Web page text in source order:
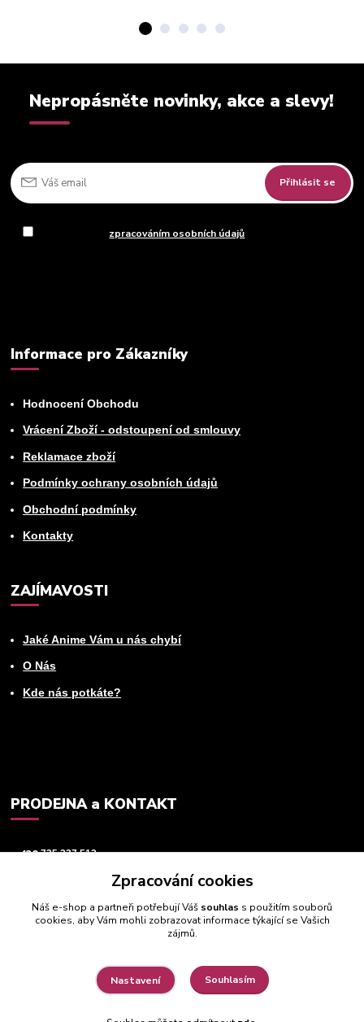
Nepropásněte novinky, akce a slevy!
Přihlásit se
zpracováním osobních údajů
Informace pro Zákazníky
Hodnocení Obchodu
Vrácení Zboží - odstoupení od smlouvy
Reklamace zboží
Podmínky ochrany osobních údajů
Obchodní podmínky
Kontakty
ZAJÍMAVOSTI
Jaké Anime Vám u nás chybí
O Nás
Kde nás potkáte?
PRODEJNA a KONTAKT
+420725 237 512
Zpracování cookies
Náš e-shop a partneři potřebují Váš souhlas s použitím souborů
cookies, aby Vám mohli zobrazovat informace týkající se Vašich
zájmů.
Nastavení Souhlasím